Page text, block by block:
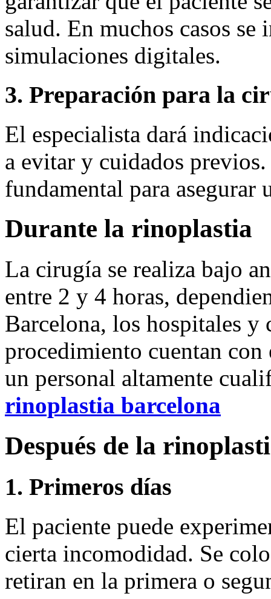
salud. En muchos casos
simulaciones digitales.
3. Preparación para la
El especialista dará
a evitar y cuidados previos.
fundamental para asegurar
Durante la rinoplastia
La cirugía se realiza bajo
entre 2 y 4 horas,
Barcelona, los hospitales y
procedimiento cuentan
un personal altamente
rinoplastia barcelona
Después de la
1. Primeros días
El paciente puede
cierta incomodidad. Se
retiran en la primera o